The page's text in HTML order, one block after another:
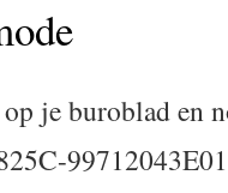
je buroblad en